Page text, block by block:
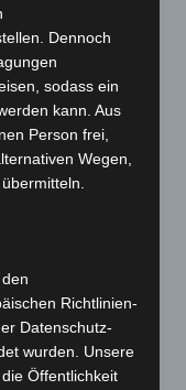
Viel Spaß auf
Dennoch
sodass ein
kann. Aus
Person frei,
Wegen,
Richtlinien-
Datenschutz-
wurden. Unsere
Öffentlichkeit